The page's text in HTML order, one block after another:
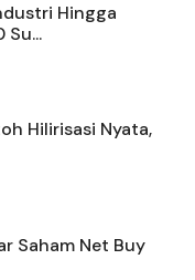
Hingga
Su...
Hilirisasi Nyata,
Saham Net Buy